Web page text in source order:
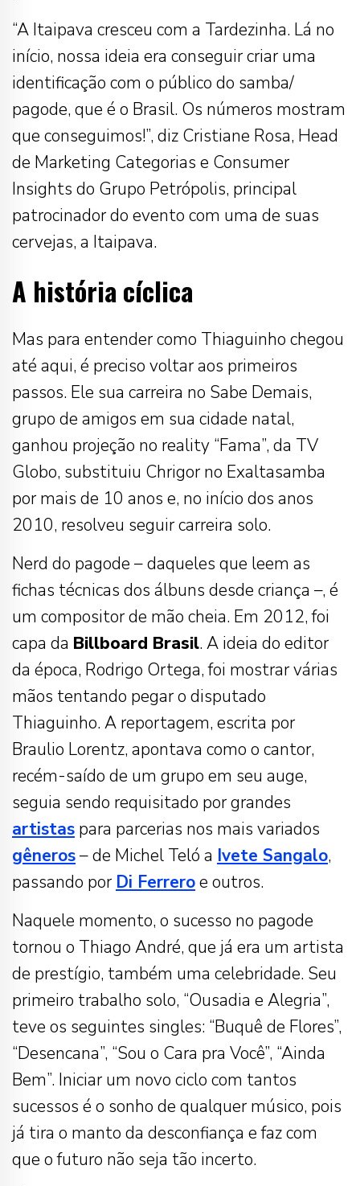
“A Itaipava cresceu com a Tardezinha. Lá no
início, nossa ideia era conseguir criar uma
identificação com o público do samba/
pagode, que é o Brasil. Os números mostram
que conseguimos!”, diz Cristiane Rosa, Head
de Marketing Categorias e Consumer
Insights do Grupo Petrópolis, principal
patrocinador do evento com uma de suas
cervejas, a Itaipava.
A história cíclica
Mas para entender como Thiaguinho chegou
até aqui, é preciso voltar aos primeiros
passos. Ele sua carreira no Sabe Demais,
grupo de amigos em sua cidade natal,
ganhou projeção no reality “Fama”, da TV
Globo, substituiu Chrigor no Exaltasamba
por mais de 10 anos e, no início dos anos
2010, resolveu seguir carreira solo.
Nerd do pagode – daqueles que leem as
fichas técnicas dos álbuns desde criança –, é
um compositor de mão cheia. Em 2012, foi
capa da Billboard Brasil. A ideia do editor
da época, Rodrigo Ortega, foi mostrar várias
mãos tentando pegar o disputado
Thiaguinho. A reportagem, escrita por
Braulio Lorentz, apontava como o cantor,
recém-saído de um grupo em seu auge,
seguia sendo requisitado por grandes
artistas para parcerias nos mais variados
gêneros– de Michel Teló a Ivete Sangalo,
passando por Di Ferreroe outros.
Naquele momento, o sucesso no pagode
tornou o Thiago André, que já era um artista
de prestígio, também uma celebridade. Seu
primeiro trabalho solo, “Ousadia e Alegria”,
teve os seguintes singles: “Buquê de Flores”,
“Desencana”, “Sou o Cara pra Você”, “Ainda
Bem”. Iniciar um novo ciclo com tantos
sucessos é o sonho de qualquer músico, pois
já tira o manto da desconfiança e faz com
que o futuro não seja tão incerto.